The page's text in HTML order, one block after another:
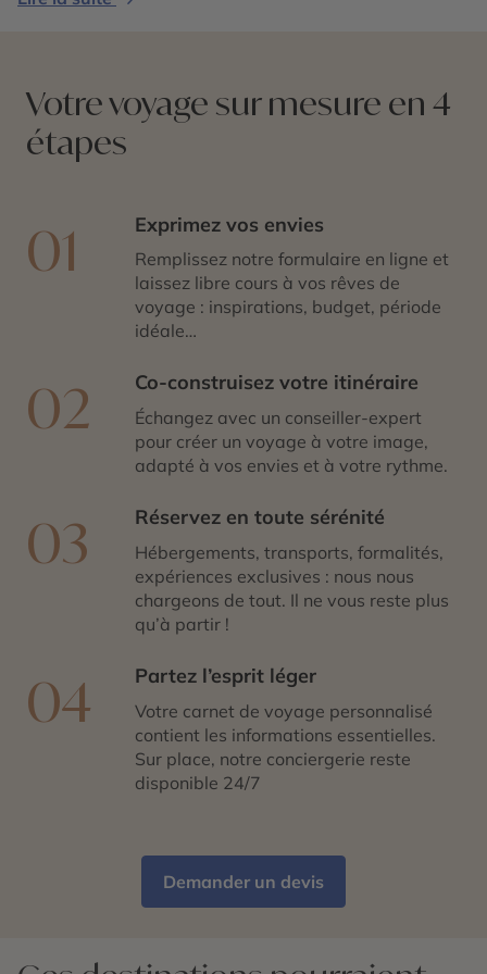
chaque étape révèle une facette captivante de
Votre voyage sur mesure en 4
étapes
01 Exprimez vos envies
Remplissez notre formulaire en ligne et
laissez libre cours à vos rêves de
voyage : inspirations, budget, période
idéale…
02 Co-construisez votre itinéraire
Échangez avec un conseiller-expert
pour créer un voyage à votre image,
adapté à vos envies et à votre rythme.
03 Réservez en toute sérénité
Hébergements, transports, formalités,
expériences exclusives : nous nous
chargeons de tout. Il ne vous reste plus
qu’à partir !
04 Partez l’esprit léger
Votre carnet de voyage personnalisé
contient les informations essentielles.
Sur place, notre conciergerie reste
disponible 24/7
Demander un devis